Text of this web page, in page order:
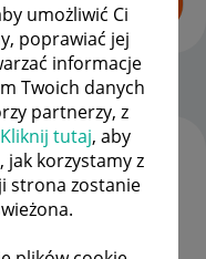
umożliwić Ci
poprawiać jej
informacje
Twoich danych
partnerzy, z
Kliknij tutaj, aby
jak korzystamy z
strona zostanie
OPCJE
w